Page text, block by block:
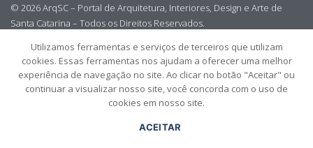
© 2026 ArqSC – Portal de Arquitetura, Interiores, Design e Arte de
Santa Catarina – Todos os Direitos Reservados.
Utilizamos ferramentas e serviços de terceiros que utilizam
cookies. Essas ferramentas nos ajudam a oferecer uma melhor
experiência de navegação no site. Ao clicar no botão "Aceitar" ou
continuar a visualizar nosso site, você concorda com o uso de
cookies em nosso site.
ACEITAR